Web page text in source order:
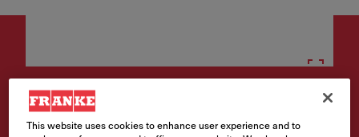
Éviers utilitaires
This website uses cookies to enhance user experience and to